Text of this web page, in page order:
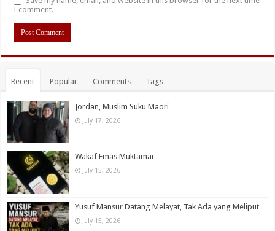
I comment.
Recent Popular Comments Tags
Jordan, Muslim Suku Maori
July 17, 2026
Wakaf Emas Muktamar
July 15, 2026
Yusuf Mansur Datang Melayat, Tak Ada yang Meliput
July 15, 2026